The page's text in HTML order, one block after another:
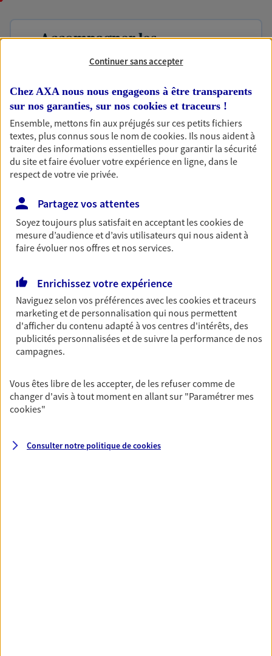
Accompagner les
professionnels et les
Comme vous, nous sommes des indépendants. Nous
bâtissons ensemble des solutions cohérentes pour
protéger votre activité, vos collaborateurs... mais aussi
vous-même et votre famille.
Accompagner vos projets de
vie
Autant de moments de vie qui nécessitent des solutions
d'assurance et d'épargne. Recevez un conseil d'expert
Vous aider à constituer une
épargne
De nombreuses solutions s'offrent à vous pour faire
fructifier votre épargne. Laquelle correspond à vos
Assurance vie, PER, Livret… Faisons le point ensemble !
nos différentes solutions. Nous vous accompagnons
Continuer sans accepter
Chez AXA nous nous engageons à être transparents
sur nos garanties, sur nos cookies et traceurs !
Ensemble, mettons fin aux préjugés sur ces petits fichiers
textes, plus connus sous le nom decookies. Ils nous aident à
traiter des informations essentielles pour garantir la sécurité
du site et faire évoluer votre expérience en ligne, dans le
respect de votre vie privée.
Partagez vos attentes
Soyez toujours plus satisfait en acceptant lescookiesde
mesure d’audience et d’avis utilisateurs qui nous aident à
faire évoluer nos offres et nos services.
Enrichissez votre expérience
Naviguez selon vos préférences avec lescookies et traceurs
marketing et de personnalisation qui nous permettent
d'afficher du contenu adapté à vos centres d'intérêts, des
publicités personnalisées et de suivre la performance de nos
campagnes.
Vous êtes libre de les accepter, de les refuser comme de
changer d'avis à tout moment en allant sur "Paramétrer mes
cookies"
Consulter notre politique decookies